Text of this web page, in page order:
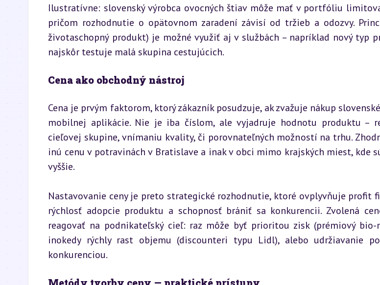
Ilustratívne: slovenský výrobca ovocných štiav môže mať v portfóliu
pričom rozhodnutie o opätovnom zaradení závisí od tržieb a odozvy.
životaschopný produkt) je možné využiť aj v službách – napríklad nový typ
najskôr testuje malá skupina cestujúcich.
Cena ako obchodný nástroj
Cena je prvým faktorom, ktorý zákazník posudzuje, ak zvažuje nákup
mobilnej aplikácie. Nie je iba číslom, ale vyjadruje hodnotu produktu –
cieľovej skupine, vnímaniu kvality, či porovnateľných možností na trhu.
inú cenu v potravinách v Bratislave a inak v obci mimo krajských miest, kde
vyššie.
Nastavovanie ceny je preto strategické rozhodnutie, ktoré ovplyvňuje profit
rýchlosť adopcie produktu a schopnosť brániť sa konkurencii. Zvolená
reagovať na podnikateľský cieľ: raz môže byť prioritou zisk (prémiový bio-
inokedy rýchly rast objemu (discounteri typu Lidl), alebo udržiavanie
konkurenciou.